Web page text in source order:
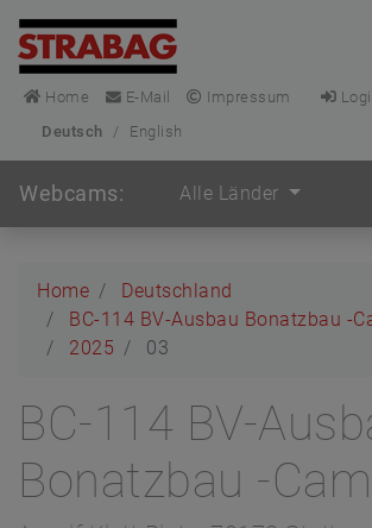
Home E-Mail Impressum
Deutsch
/ English
Webcams: Alle Länder
Home
Deutschland
BC-114 BV-Ausbau Bonatzbau -
2025
03
BC-114 BV-
Bonatzbau -